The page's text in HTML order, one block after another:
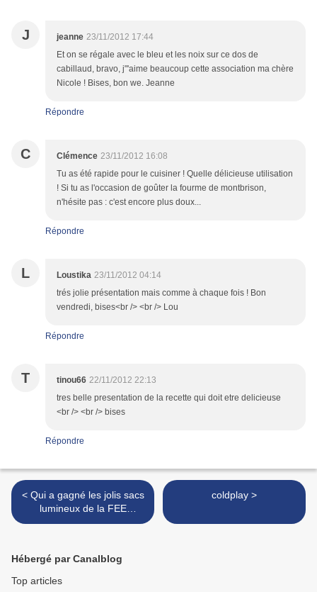
J jeanne 23/11/2012 17:44
Et on se régale avec le bleu et les noix sur ce dos de
cabillaud, bravo, j"'aime beaucoup cette association ma chère
Nicole ! Bises, bon we. Jeanne
Répondre
C Clémence 23/11/2012 16:08
Tu as été rapide pour le cuisiner ! Quelle délicieuse utilisation
! Si tu as l'occasion de goûter la fourme de montbrison,
n'hésite pas : c'est encore plus doux...
Répondre
L Loustika 23/11/2012 04:14
trés jolie présentation mais comme à chaque fois ! Bon
vendredi, bises<br /> <br /> Lou
Répondre
T tinou66 22/11/2012 22:13
tres belle presentation de la recette qui doit etre delicieuse
<br /> <br /> bises
Répondre
< Qui a gagné les jolis sacs
lumineux de la FEE
DINETTE?
coldplay >
Hébergé par Canalblog
Top articles